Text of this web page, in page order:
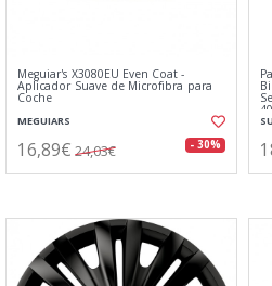
Meguiar's X3080EU Even Coat -
Aplicador Suave de Microfibra para
Coche
MEGUIARS
16,89€ 24,03€ - 30%